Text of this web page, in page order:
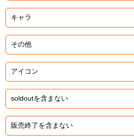
電音部
太鼓の達人
ACE COMBAT
ナムコクラシック